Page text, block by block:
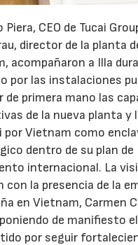
Piera, CEO de Tucai
director de la planta
acompañaron a Illa
por las instalaciones
de primera mano las
de la nueva planta y
por Vietnam como
dentro de su plan de
internacional. La
con la presencia de la
en Vietnam, Carmen
de manifiesto
por seguir